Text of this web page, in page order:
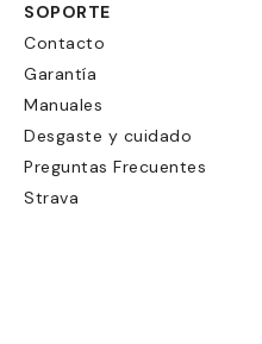
SOPORTE
Contacto
Garantía
Manuales
Desgaste y cuidado
Preguntas Frecuentes
Strava